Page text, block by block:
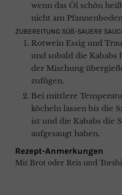
wenn das Öl schön
nicht am
ZUBEREITUNG SÜß-SAUERE
Rotwein Essig und Traubensirup gut mischen
und sobald die
der Mischung
zufügen.
Bei mittlere Temperatur für 30 Minuten
köcheln lassen bis die
ist und die Kababs die
aufgesaugt haben.
Rezept-Anmerkungen
Mit Brot oder Reis und